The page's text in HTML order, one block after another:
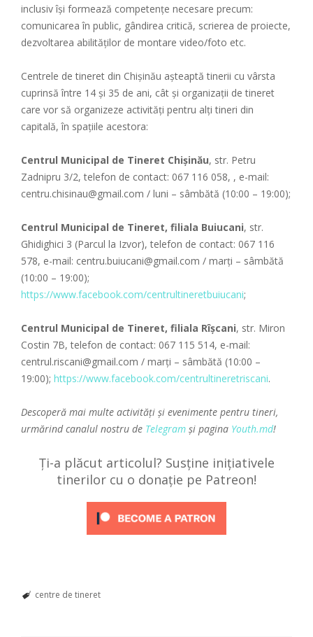
inclusiv își formează competențe necesare precum:
comunicarea în public, gândirea critică, scrierea de proiecte,
dezvoltarea abilităților de montare video/foto etc.
Centrele de tineret din Chișinău așteaptă tinerii cu vârsta
cuprinsă între 14 și 35 de ani, cât și organizații de tineret
care vor să organizeze activități pentru alți tineri din
capitală, în spațiile acestora:
Centrul Municipal de Tineret Chișinău, str. Petru
Zadnipru 3/2, telefon de contact: 067 116 058, , e-mail:
centru.chisinau@gmail.com / luni – sâmbătă (10:00 – 19:00);
Centrul Municipal de Tineret, filiala Buiucani, str.
Ghidighici 3 (Parcul la Izvor), telefon de contact: 067 116
578, e-mail: centru.buiucani@gmail.com / marți – sâmbătă
(10:00 – 19:00);
https://www.facebook.com/centrultineretbuiucani;
Centrul Municipal de Tineret, filiala Rîșcani, str. Miron
Costin 7B, telefon de contact: 067 115 514, e-mail:
centrul.riscani@gmail.com / marți – sâmbătă (10:00 –
19:00); https://www.facebook.com/centrultineretriscani.
Descoperă mai multe activități și evenimente pentru tineri,
urmărind canalul nostru de Telegram și pagina Youth.md!
Ți-a plăcut articolul? Susține inițiativele
tinerilor cu o donație pe Patreon!
centre de tineret